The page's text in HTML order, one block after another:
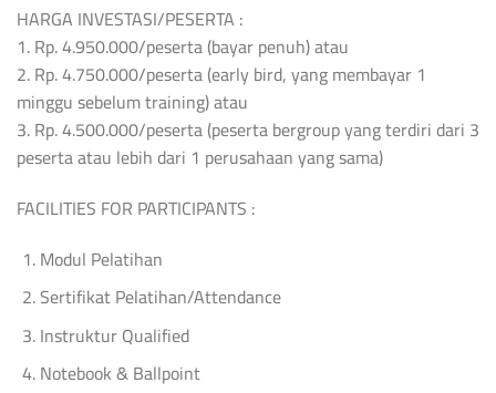
HARGA INVESTASI/PESERTA :
1. Rp. 4.950.000/peserta (bayar penuh) atau
2. Rp. 4.750.000/peserta (early bird, yang membayar 1
minggu sebelum training) atau
3. Rp. 4.500.000/peserta (peserta bergroup yang terdiri dari 3
peserta atau lebih dari 1 perusahaan yang sama)
FACILITIES FOR PARTICIPANTS :
Modul Pelatihan
Sertifikat Pelatihan/Attendance
Instruktur Qualified
Notebook & Ballpoint